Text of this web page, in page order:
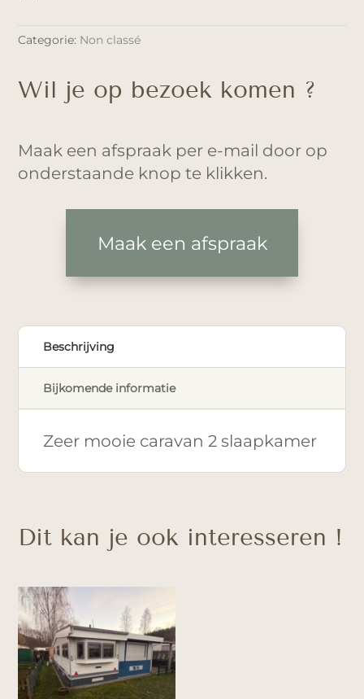
Categorie: Non classé
Wil je op bezoek komen ?
Maak een afspraak per e-mail door op
onderstaande knop te klikken.
Maak een afspraak
Beschrijving
Bijkomende informatie
Zeer mooie caravan 2 slaapkamer
Dit kan je ook interesseren !